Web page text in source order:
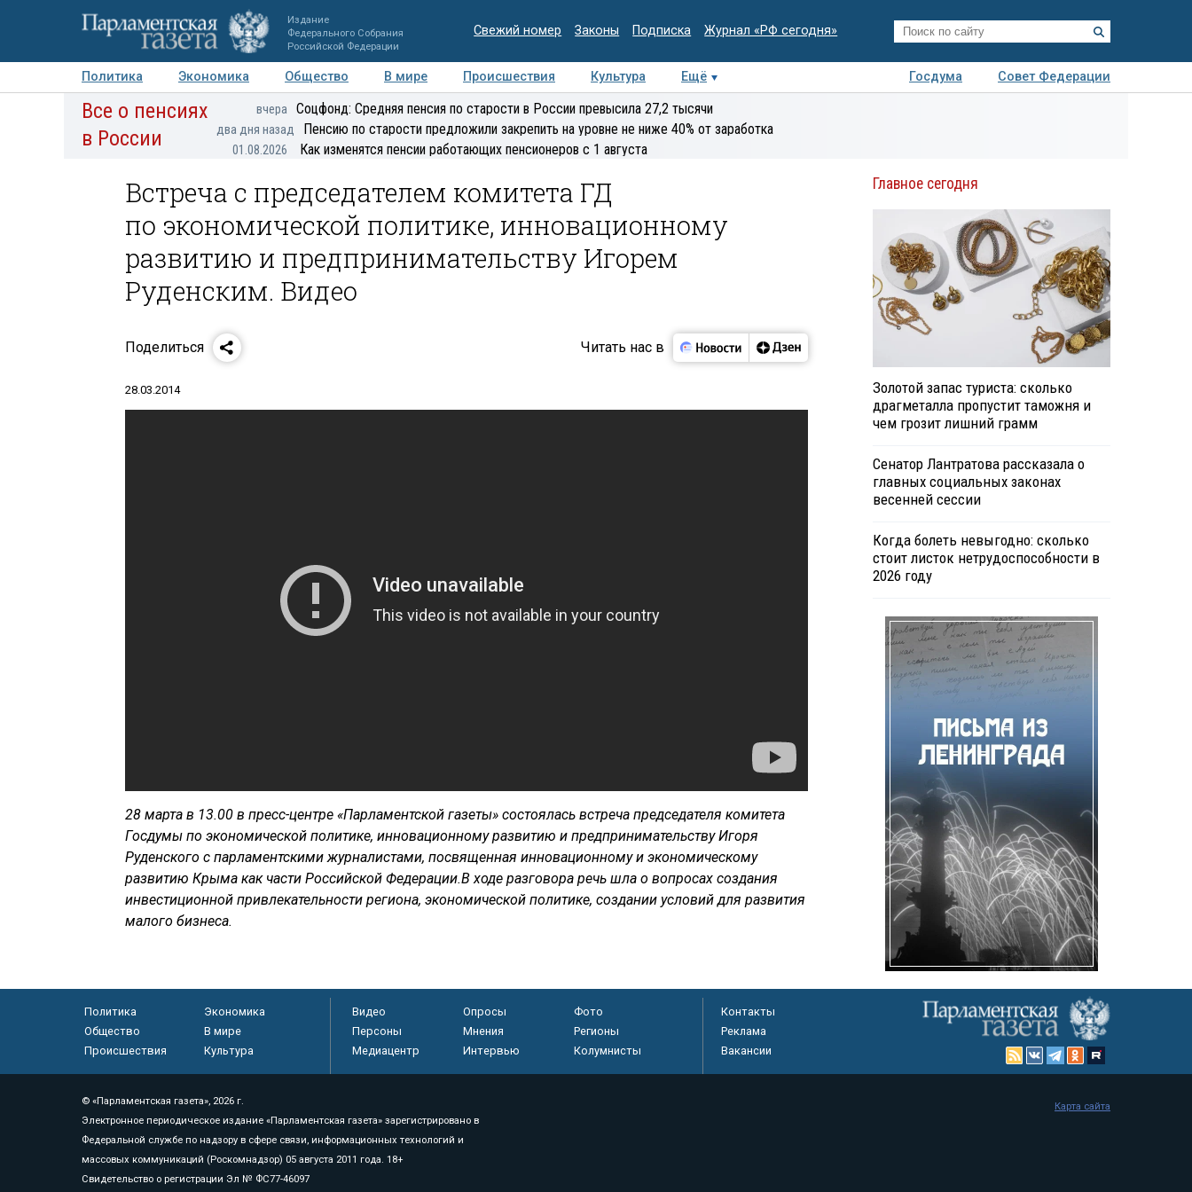
Издание
Федерального Собрания
Российской Федерации
Свежий номер Законы Подписка Журнал «РФ сегодня»
Политика Экономика Общество В мире Происшествия Культура Ещё Госдума
Совет Федерации
Авторы Персоны Мнения Регионы Медиацентр Интервью Колумнисты
экспертиза
Все о пенсиях
в России
вчера Соцфонд: Средняя пенсия по старости в России превысила 27,2 тысячи
два дня назад Пенсию по старости предложили закрепить на уровне не ниже 40% от заработка
01.08.2026 Как изменятся пенсии работающих пенсионеров с 1 августа
Встреча с председателем комитета ГД
по экономической политике, инновационному
развитию и предпринимательству Игорем
Руденским. Видео
Поделиться Читать нас в
28.03.2014
28 марта в 13.00 в пресс-центре «Парламентской газеты» состоялась встреча председателя комитета
Госдумы по экономической политике, инновационному развитию и предпринимательству Игоря
Руденского с парламентскими журналистами, посвященная инновационному и экономическому
развитию Крыма как части Российской Федерации.В ходе разговора речь шла о вопросах создания
инвестиционной привлекательности региона, экономической политике, создании условий для развития
малого бизнеса.
Главное сегодня
Золотой запас туриста: сколько
драгметалла пропустит таможня и
чем грозит лишний грамм
Сенатор Лантратова рассказала о
главных социальных законах
весенней сессии
Когда болеть невыгодно: сколько
стоит листок нетрудоспособности в
2026 году
Политика
Экономика
Общество
В мире
Происшествия
Культура
Видео Опросы
Фото
Персоны
Мнения
Регионы
Медиацентр
Интервью Колумнисты
Контакты
Реклама
Вакансии
© «Парламентская газета», 2026 г.
Электронное периодическое издание «Парламентская газета» зарегистрировано в
Федеральной службе по надзору в сфере связи, информационных технологий и
массовых коммуникаций (Роскомнадзор) 05 августа 2011 года. 18+
Свидетельство о регистрации Эл № ФС77-46097
Карта сайта